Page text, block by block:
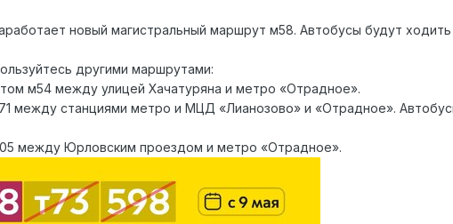
новый магистральный маршрут м58. Автобусы будут
другими маршрутами:
м54 между улицей Хачатуряна и метро «Отрадное».
между станциями метро и МЦД «Лианозово» и «Отрадное».
между Юрловским проездом и метро «Отрадное».